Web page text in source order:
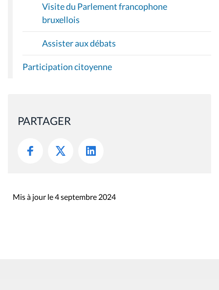
Visite du Parlement francophone
bruxellois
Assister aux débats
Participation citoyenne
PARTAGER
Mis à jour le 4 septembre 2024